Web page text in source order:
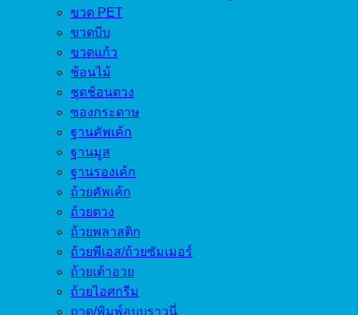
ขวด PET
ขวดบีบ
ขวดแก้ว
ช้อนไม้
ชุดช้อนตวง
ซองกระดาษ
ฐานคัพเค้ก
ฐานมูส
ฐานรองเค้ก
ถ้วยคัพเค้ก
ถ้วยตวง
ถ้วยพลาสติก
ถ้วยพีเอส/ถ้วยซัมเมอร์
ถ้วยเต้าอวย
ถ้วยไอศกรีม
ถาด/พิมพ์อบบราวนี่